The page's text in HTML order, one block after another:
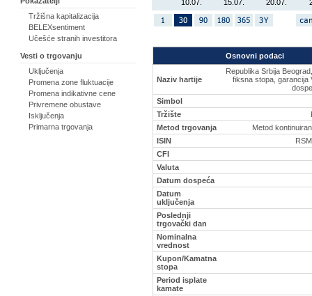
Tržišna kapitalizacija
BELEXsentiment
Učešće stranih investitora
Vesti o trgovanju
Uključenja
Promena zone fluktuacije
Promena indikativne cene
Privremene obustave
Isključenja
Primarna trgovanja
10.07. 15.07. 20.07.
Osnovni podaci
Naziv hartije
Republika Srbija
fiksna stopa, garancija
Simbol
Tržište
Metod trgovanja
Metod
ISIN
CFI
Valuta
Datum dospeća
Datum
uključenja
Poslednji
trgovački dan
Nominalna
vrednost
Kupon/Kamatna
stopa
Period isplate
kamate